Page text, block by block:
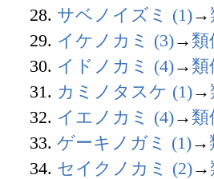
28. サベノイズミ (1)→
29. イケノカミ (3)→ 類
30. イドノカミ (4)→ 類
31. カミノタスケ (1)→
32. イエノカミ (4)→ 類
33. ゲーキノガミ (1)→
34. セイクノカミ (2)→